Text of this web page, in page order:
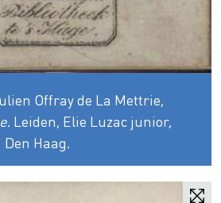
Offray de La Mettrie,
. Leiden, Elie Luzac junior,
Den Haag.